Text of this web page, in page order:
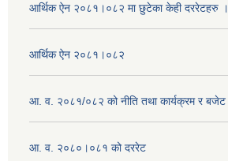
आर्थिक ऐन २०८१।०८२ मा छुटेका केही दररेटहरु ।
आर्थिक ऐन २०८१।०८२
आ. व. २०८१/०८२ को नीति तथा कार्यक्रम र बजेट
आ. व. २०८०।०८१ को दररेट